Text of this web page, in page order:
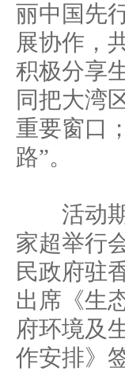
丽中国先
展协作，
积极分享
同把大湾
重要窗口
路”。
活动期
家超举行
民政府驻
出席《生
府环境及
作安排》